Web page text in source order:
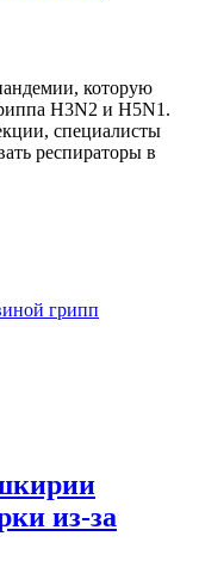
которую
H3N2 и H5N1.
специалисты
респираторы в
грипп
из-за